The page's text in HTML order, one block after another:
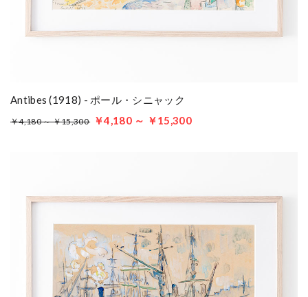
Antibes (1918) - ポール・シニャック
￥4,180 ～ ￥15,300 ￥4,180 ～ ￥15,300